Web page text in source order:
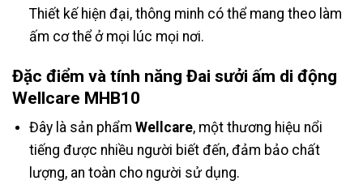
Thiết kế hiện đại, thông minh có thể mang theo làm
ấm cơ thể ở mọi lúc mọi nơi.
Đặc điểm và tính năng Đai sưởi ấm di động
Wellcare MHB10
Đây là sản phẩm Wellcare, một thương hiệu nổi
tiếng được nhiều người biết đến, đảm bảo chất
lượng, an toàn cho người sử dụng.